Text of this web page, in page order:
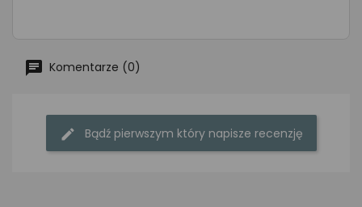
Komentarze (0)
Bądź pierwszym który napisze recenzję